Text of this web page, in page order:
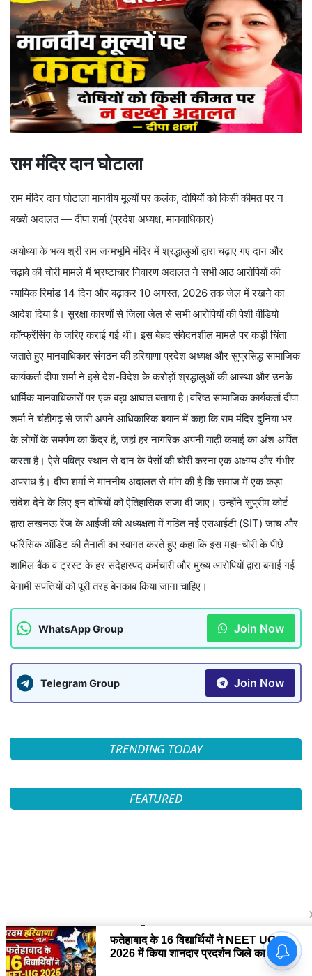
राम मंदिर दान घोटाला
राम मंदिर दान घोटाला मानवीय मूल्यों पर कलंक, दोषियों को किसी कीमत पर न
बख्शे अदालत — दीपा शर्मा (प्रदेश अध्यक्ष, मानवाधिकार)
अयोध्या के भव्य श्री राम जन्मभूमि मंदिर में श्रद्धालुओं द्वारा चढ़ाए गए दान और
चढ़ावे की चोरी मामले में भ्रष्टाचार निवारण अदालत ने सभी आठ आरोपियों की
न्यायिक रिमांड 14 दिन और बढ़ाकर 10 अगस्त, 2026 तक जेल में रखने का
आदेश दिया है। सुरक्षा कारणों से जिला जेल से सभी आरोपियों की पेशी वीडियो
कॉन्फ्रेंसिंग के जरिए कराई गई थी। इस बेहद संवेदनशील मामले पर कड़ी चिंता
जताते हुए मानवाधिकार संगठन की हरियाणा प्रदेश अध्यक्ष और सुप्रसिद्ध सामाजिक
कार्यकर्ता दीपा शर्मा ने इसे देश-विदेश के करोड़ों श्रद्धालुओं की आस्था और उनके
धार्मिक मानवाधिकारों पर एक बड़ा आघात बताया है।वरिष्ठ सामाजिक कार्यकर्ता दीपा
शर्मा ने चंडीगढ़ से जारी अपने आधिकारिक बयान में कहा कि राम मंदिर दुनिया भर
के लोगों के समर्पण का केंद्र है, जहां हर नागरिक अपनी गाढ़ी कमाई का अंश अर्पित
करता है। ऐसे पवित्र स्थान से दान के पैसों की चोरी करना एक अक्षम्य और गंभीर
अपराध है। दीपा शर्मा ने माननीय अदालत से मांग की है कि समाज में एक कड़ा
संदेश देने के लिए इन दोषियों को ऐतिहासिक सजा दी जाए। उन्होंने सुप्रीम कोर्ट
द्वारा लखनऊ रेंज के आईजी की अध्यक्षता में गठित नई एसआईटी (SIT) जांच और
फॉरेंसिक ऑडिट की तैनाती का स्वागत करते हुए कहा कि इस महा-चोरी के पीछे
शामिल बैंक व ट्रस्ट के हर संदेहास्पद कर्मचारी और मुख्य आरोपियों द्वारा बनाई गई
बेनामी संपत्तियों को पूरी तरह बेनकाब किया जाना चाहिए।
WhatsApp Group Join Now
Telegram Group Join Now
TRENDING TODAY
FEATURED